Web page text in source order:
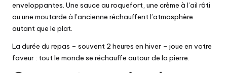
enveloppantes. Une sauce au roquefort, une crème à l’ail rôti
ou une moutarde à l’ancienne réchauffent l’atmosphère
autant que le plat.
La durée du repas – souvent 2 heures en hiver – joue en votre
faveur : tout le monde se réchauffe autour de la pierre.